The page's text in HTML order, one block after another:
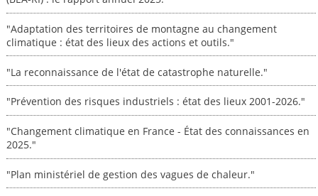
"Adaptation des territoires de montagne au changement
climatique : état des lieux des actions et outils."
"La reconnaissance de l'état de catastrophe naturelle."
"Prévention des risques industriels : état des lieux 2001-2026."
"Changement climatique en France - État des connaissances en
2025."
"Plan ministériel de gestion des vagues de chaleur."